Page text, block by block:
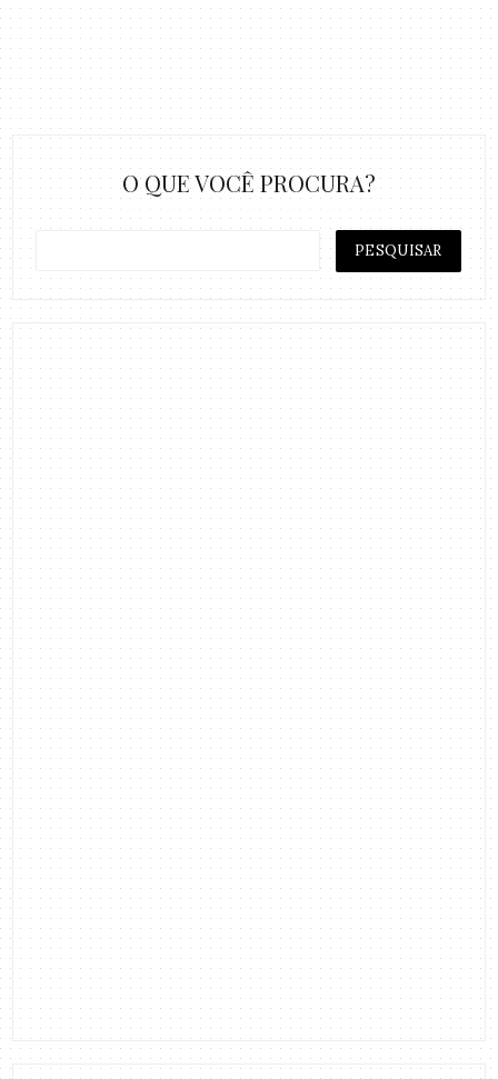
O QUE VOCÊ PROCURA?